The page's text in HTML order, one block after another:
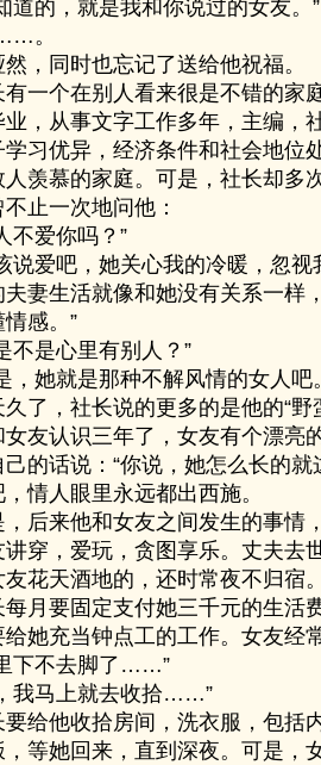
的，就是我和你说过的女友。”
。
同时也忘记了送给他祝福。
个在别人看来很是不错的家
业，从事文字工作多年，主编，
学习优异，经济条件和社会地位
人羡慕的家庭。可是，社长却多
一次地问他：
爱你吗？”
爱吧，她关心我的冷暖，忽视
夫妻生活就像和她没有关系一样
感。”
是心里有别人？”
她就是那种不解风情的女人吧
，社长说的更多的是他的“野
认识三年了，女友有个漂亮
的话说：“你说，她怎么长的就
人眼里永远都出西施。
来他和女友之间发生的事情
，爱玩，贪图享乐。丈夫去
友花天酒地的，还时常夜不归宿
要固定支付她三千元的生活
她充当钟点工的工作。女友经
不去脚了……”
马上就去收拾……”
他收拾房间，洗衣服，包括
，等她回来，直到深夜。可是，